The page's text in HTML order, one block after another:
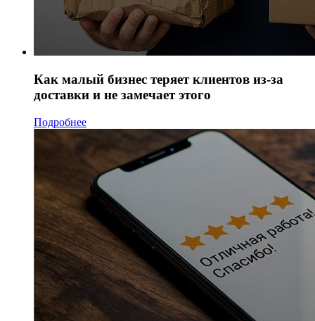
Как малый бизнес теряет клиентов из-за
доставки и не замечает этого
Подробнее